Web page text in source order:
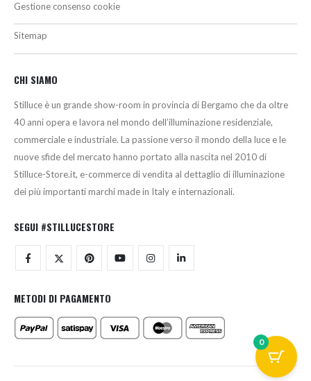
Gestione consenso cookie
Sitemap
CHI SIAMO
Stilluce è un grande show-room in provincia di Bergamo che da oltre
40 anni opera e lavora nel mondo dell’illuminazione residenziale,
commerciale e industriale. La passione verso il mondo della luce e le
nuove sfide del mercato hanno portato alla nascita nel 2010 di
Stilluce-Store.it, e-commerce di vendita al dettaglio di illuminazione
dei più importanti marchi made in Italy e internazionali.
SEGUI #STILLUCESTORE
METODI DI PAGAMENTO
0